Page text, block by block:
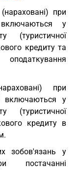
при
включаються у
(туристичної
кредиту та
при
включаються у
(туристичної
кредиту в
зобов'язань у
постачанні